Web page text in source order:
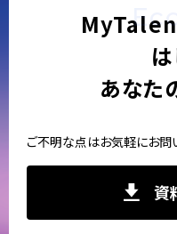
は
あなた
ご不明な点はお気軽にお問
資